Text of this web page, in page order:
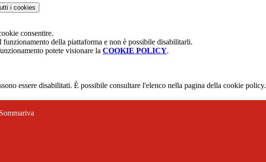
i cookies
consentire.
della piattaforma e non è possibile disabilitarli.
potete visionare la COOKIE POLICY.
essere disabilitati. È possibile consultare l'elenco nella pagina della cookie policy.